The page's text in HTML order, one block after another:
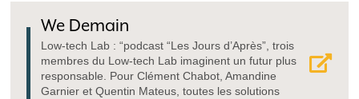
We Demain
Low-tech Lab : “podcast “Les Jours d’Après”, trois
membres du Low-tech Lab imaginent un futur plus
responsable. Pour Clément Chabot, Amandine
Garnier et Quentin Mateus, toutes les solutions